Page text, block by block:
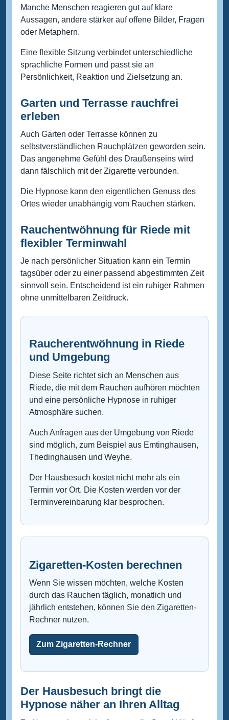
Manche Menschen reagieren gut auf klare
Aussagen, andere stärker auf offene Bilder, Fragen
oder Metaphern.
Eine flexible Sitzung verbindet unterschiedliche
sprachliche Formen und passt sie an
Persönlichkeit, Reaktion und Zielsetzung an.
Garten und Terrasse rauchfrei
erleben
Auch Garten oder Terrasse können zu
selbstverständlichen Rauchplätzen geworden sein.
Das angenehme Gefühl des Draußenseins wird
dann fälschlich mit der Zigarette verbunden.
Die Hypnose kann den eigentlichen Genuss des
Ortes wieder unabhängig vom Rauchen stärken.
Rauchentwöhnung für Riede mit
flexibler Terminwahl
Je nach persönlicher Situation kann ein Termin
tagsüber oder zu einer passend abgestimmten Zeit
sinnvoll sein. Entscheidend ist ein ruhiger Rahmen
ohne unmittelbaren Zeitdruck.
Raucherentwöhnung in Riede
und Umgebung
Diese Seite richtet sich an Menschen aus
Riede, die mit dem Rauchen aufhören möchten
und eine persönliche Hypnose in ruhiger
Atmosphäre suchen.
Auch Anfragen aus der Umgebung von Riede
sind möglich, zum Beispiel aus Emtinghausen,
Thedinghausen und Weyhe.
Der Hausbesuch kostet nicht mehr als ein
Termin vor Ort. Die Kosten werden vor der
Terminvereinbarung klar besprochen.
Zigaretten-Kosten berechnen
Wenn Sie wissen möchten, welche Kosten
durch das Rauchen täglich, monatlich und
jährlich entstehen, können Sie den Zigaretten-
Rechner nutzen.
Zum Zigaretten-Rechner
Der Hausbesuch bringt die
Hypnose näher an Ihren Alltag